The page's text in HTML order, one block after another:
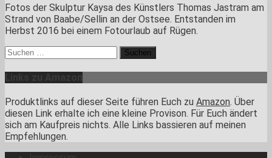
Fotos der Skulptur Kaysa des Künstlers Thomas Jastram am
Strand von Baabe/Sellin an der Ostsee. Entstanden im
Herbst 2016 bei einem Fotourlaub auf Rügen.
Suchen
nach:
Produktlinks auf dieser Seite führen Euch zu Amazon. Über
diesen Link erhalte ich eine kleine Provison. Für Euch ändert
sich am Kaufpreis nichts. Alle Links bassieren auf meinen
Empfehlungen.